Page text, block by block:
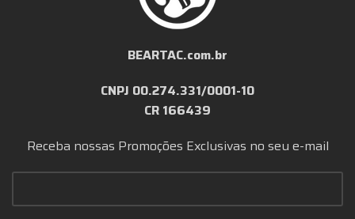
BEARTAC.com.br
CNPJ 00.274.331/0001-10
CR 166439
Receba nossas Promoções Exclusivas no seu e-mail